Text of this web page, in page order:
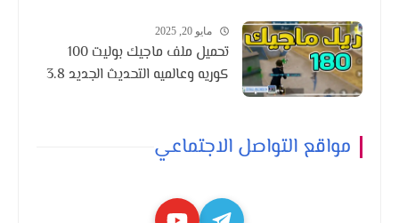
مايو 20, 2025
تحميل ملف ماجيك بوليت 100
كوريه وعالميه التحديث الجديد 3.8
مواقع التواصل الاجتماعي